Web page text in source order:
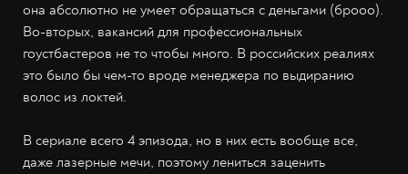
она абсолютно не умеет обращаться с деньгами (брооо).
Во-вторых, вакансий для профессиональных
гоустбастеров не то чтобы много. В российских реалиях
это было бы чем-то вроде менеджера по выдиранию
волос из локтей.
В сериале всего 4 эпизода, но в них есть вообще все,
даже лазерные мечи, поэтому лениться заценить